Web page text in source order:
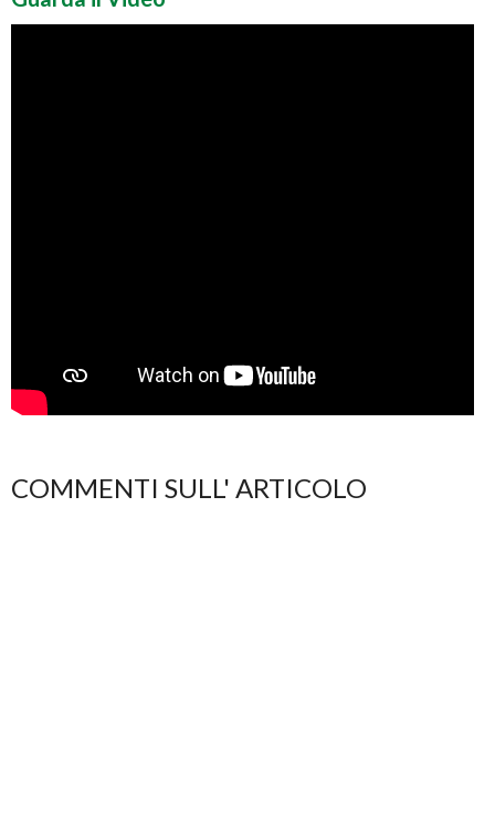
COMMENTI SULL' ARTICOLO